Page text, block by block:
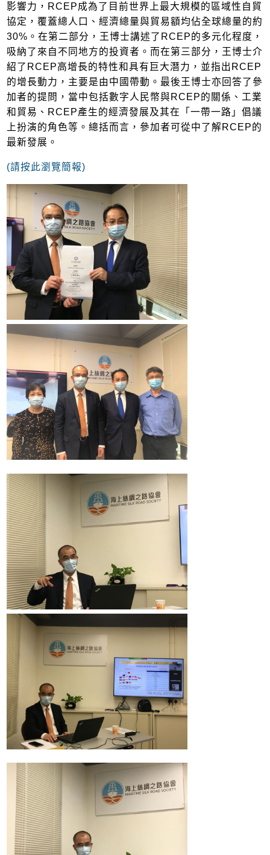
影響力，RCEP成為了目前世界上最大規模的區域性自貿
協定，覆蓋總人口、經濟總量與貿易額均佔全球總量的約
30%。在第二部分，王博士講述了RCEP的多元化程度，
吸納了來自不同地方的投資者。而在第三部分，王博士介
紹了RCEP高增長的特性和具有巨大潛力，並指出RCEP
的增長動力，主要是由中國帶動。最後王博士亦回答了參
加者的提問，當中包括數字人民幣與RCEP的關係、工業
和貿易、RCEP產生的經濟發展及其在「一帶一路」倡議
上扮演的角色等。總括而言，參加者可從中了解RCEP的
最新發展。
(請按此瀏覽簡報)